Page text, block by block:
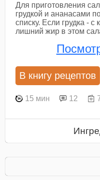
Для приготовления
грудкой и ананасами
списку. Если грудка -
лишний жир в этом
В книгу рецептов
15 мин 12